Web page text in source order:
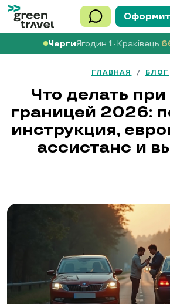
ЧергиЯгодин 1 · Краківець
ГЛАВНАЯ / БЛОГ
Что делать
границей 2026:
инструкция,
ассистанс и